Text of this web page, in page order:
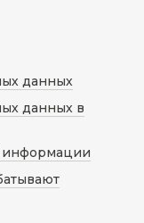
данных
данных в
информации